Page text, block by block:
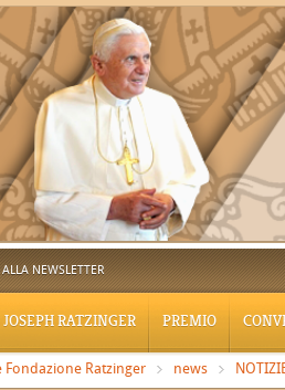
NEWSLETTER
JOSEPH RATZINGER PREMIO
Fondazione Ratzinger news